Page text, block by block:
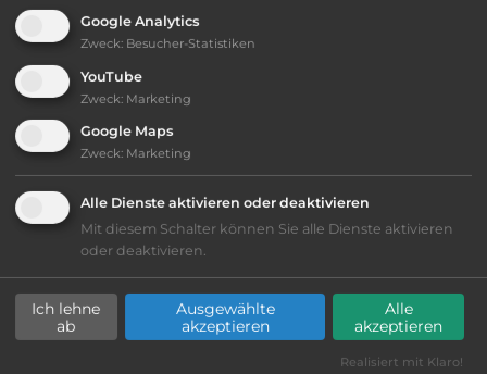
Ausstattung
bis 25,- Euro
Lage: schön
Geräuschkulisse: sehr ruhig
Grasgelände, Wiese
Google Analytics
Zweck: Besucher-Statistiken
YouTube
Zweck: Marketing
Google Maps
Zweck: Marketing
Alle Dienste aktivieren oder deaktivieren
Mit diesem Schalter können Sie alle Dienste aktivieren
oder deaktivieren.
Ich lehne
ab
Ausgewählte
akzeptieren
Alle
akzeptieren
Realisiert mit Klaro!